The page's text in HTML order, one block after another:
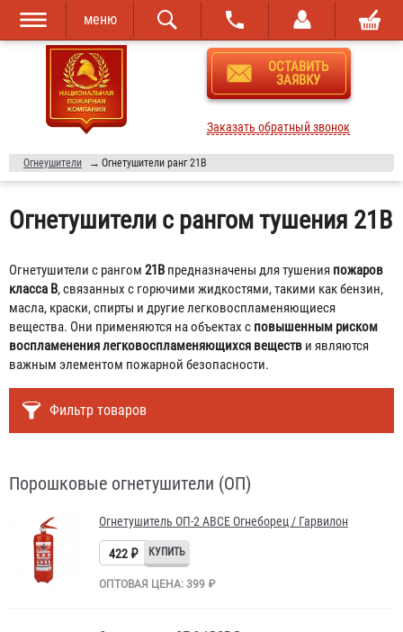
Перейти к
основному
содержанию
Skip to
navigation
меню
ОСТАВИТЬ
ЗАЯВКУ
Заказать обратный звонок
Огнеушители → Огнетушители ранг 21В
Огнетушители с рангом тушения 21В
Огнетушители с рангом 21В предназначены для тушения пожаров
класса B, связанных с горючими жидкостями, такими как бензин,
масла, краски, спирты и другие легковоспламеняющиеся
вещества. Они применяются на объектах с повышенным риском
воспламенения легковоспламеняющихся веществ и являются
важным элементом пожарной безопасности.
Фильтр товаров
Порошковые огнетушители (ОП)
Огнетушитель ОП-2 АВСЕ Огнеборец / Гарвилон
422 ₽
ОПТОВАЯ ЦЕНА: 399 ₽